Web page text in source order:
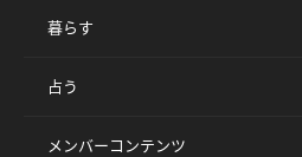
暮らす
占う
メンバーコンテンツ